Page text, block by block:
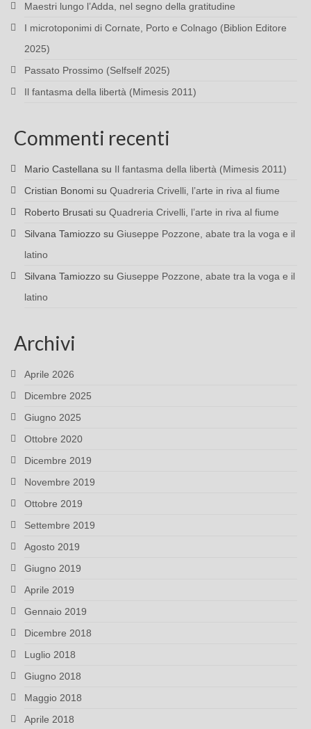
Maestri lungo l’Adda, nel segno della gratitudine
I microtoponimi di Cornate, Porto e Colnago (Biblion Editore
2025)
Passato Prossimo (Selfself 2025)
Il fantasma della libertà (Mimesis 2011)
Commenti recenti
Mario Castellana su Il fantasma della libertà (Mimesis 2011)
Cristian Bonomi su Quadreria Crivelli, l’arte in riva al fiume
Roberto Brusati su Quadreria Crivelli, l’arte in riva al fiume
Silvana Tamiozzo su Giuseppe Pozzone, abate tra la voga e il
latino
Silvana Tamiozzo su Giuseppe Pozzone, abate tra la voga e il
latino
Archivi
Aprile 2026
Dicembre 2025
Giugno 2025
Ottobre 2020
Dicembre 2019
Novembre 2019
Ottobre 2019
Settembre 2019
Agosto 2019
Giugno 2019
Aprile 2019
Gennaio 2019
Dicembre 2018
Luglio 2018
Giugno 2018
Maggio 2018
Aprile 2018